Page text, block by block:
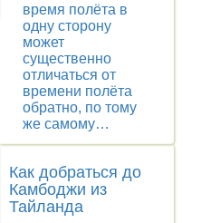
время полёта в
одну сторону
может
существенно
отличаться от
времени полёта
обратно, по тому
же самому…
Как добраться до
Камбоджи из
Тайланда